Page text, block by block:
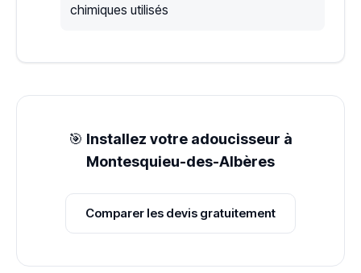
chimiques utilisés
🎯 Installez votre adoucisseur à
Montesquieu-des-Albères
Comparer les devis gratuitement